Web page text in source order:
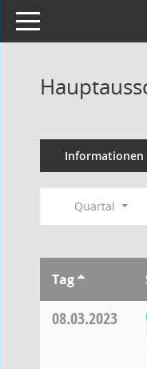
Toggle navigation
Informationen
Quartal
Tag
08.03.2023